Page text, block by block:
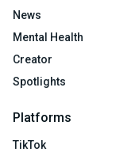
News
Mental Health
Creator
Spotlights
Platforms
TikTok